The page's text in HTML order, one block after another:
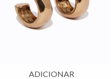
ADICIONAR